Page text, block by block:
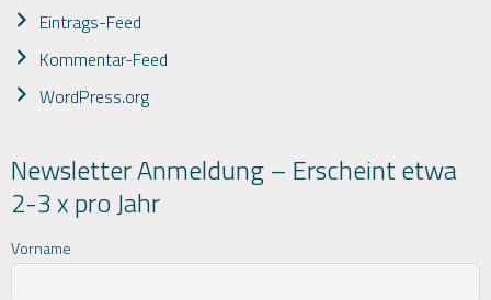
Eintrags-Feed
Kommentar-Feed
WordPress.org
Newsletter Anmeldung – Erscheint etwa
2-3 x pro Jahr
Vorname